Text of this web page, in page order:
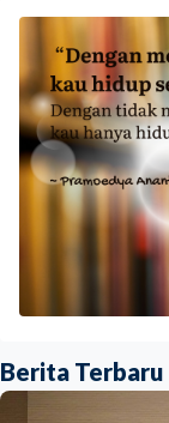
Berita Terbaru